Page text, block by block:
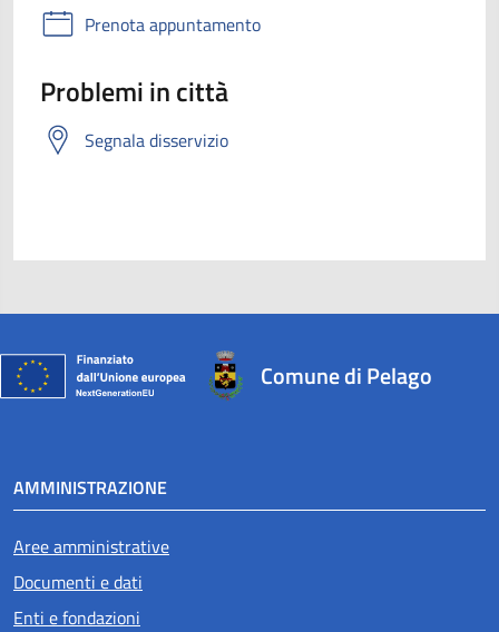
Prenota appuntamento
Problemi in città
Segnala disservizio
Comune di Pelago
AMMINISTRAZIONE
Aree amministrative
Documenti e dati
Enti e fondazioni